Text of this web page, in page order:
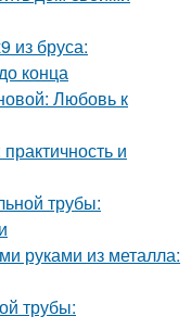
из бруса:
конца
Любовь к
и
трубы:
руками из металла:
трубы: